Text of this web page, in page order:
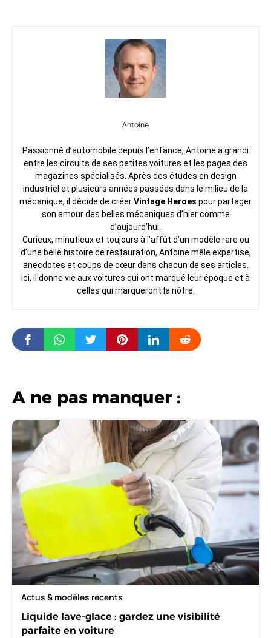
Antoine
Passionné d’automobile depuis l’enfance, Antoine a grandi
entre les circuits de ses petites voitures et les pages des
magazines spécialisés. Après des études en design
industriel et plusieurs années passées dans le milieu de la
mécanique, il décide de créerVintage Heroes pour partager
son amour des belles mécaniques d’hier comme
d’aujourd’hui.
Curieux, minutieux et toujours à l’affût d’un modèle rare ou
d’une belle histoire de restauration, Antoine mêle expertise,
anecdotes et coups de cœur dans chacun de ses articles.
Ici, il donne vie aux voitures qui ont marqué leur époque et à
celles qui marqueront la nôtre.
A ne pas manquer :
Actus & modèles récents
Liquide lave-glace : gardez une visibilité
parfaite en voiture